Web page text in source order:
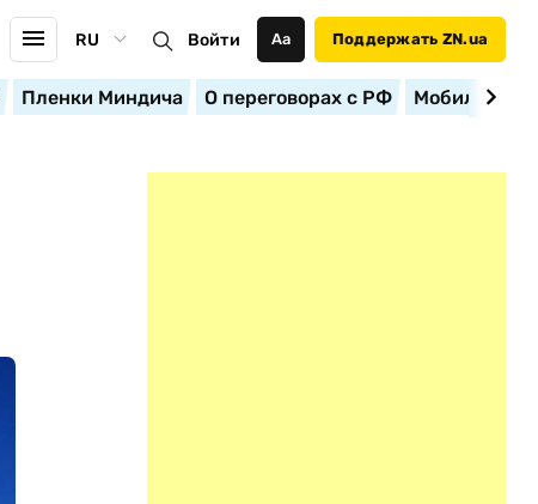
RU Войти Аа Поддержать ZN.ua
Пленки Миндича О переговорах с РФ